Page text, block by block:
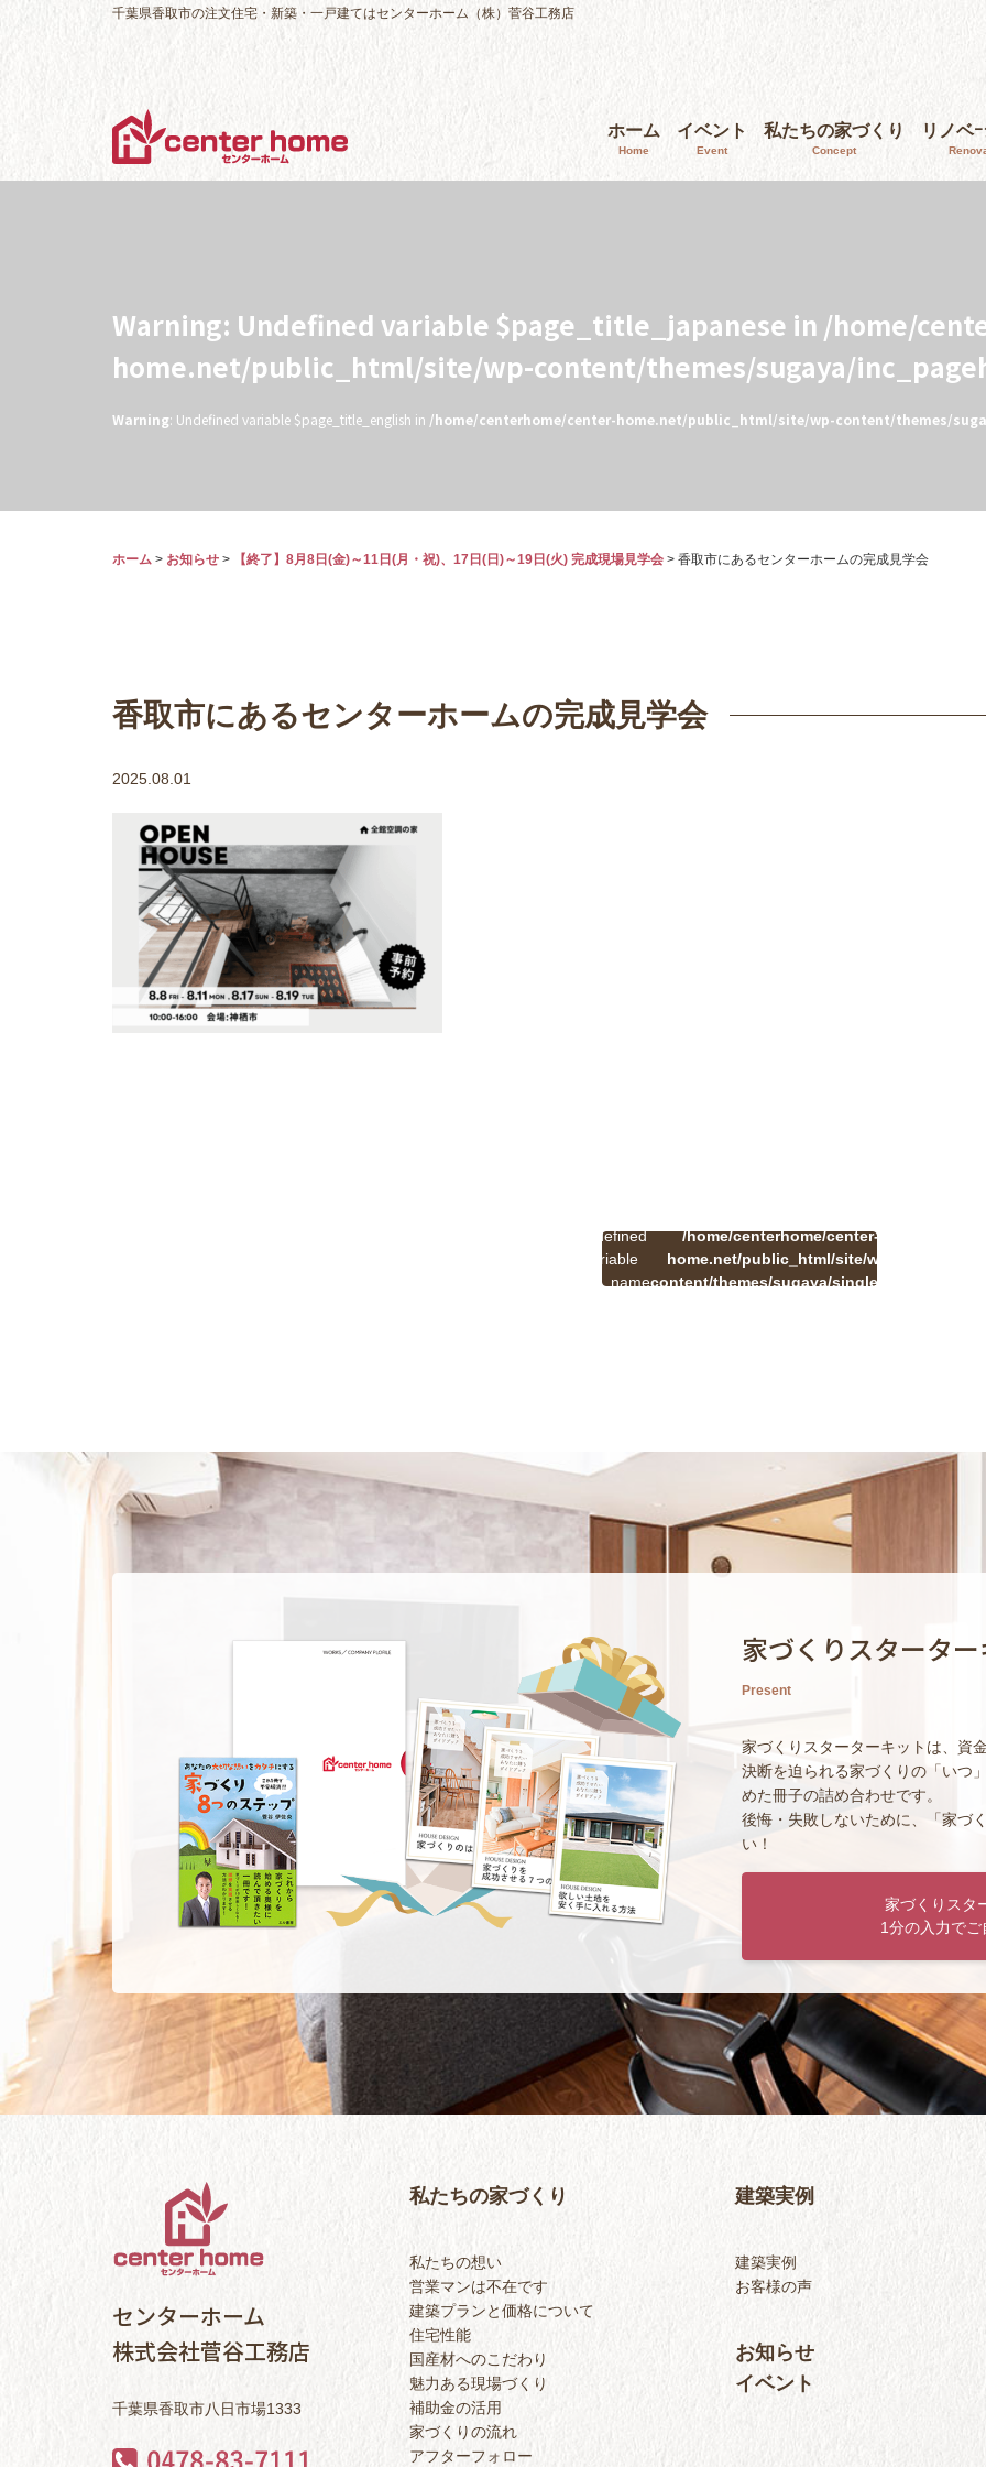
千葉県香取市の注文住宅・新築・一戸建てはセンターホーム（株）菅谷工務店
ホーム
Home
イベント
Event
私たちの家づくり
Concept
リノベ
Warning: Undefined variable $page_title_japanese in /home/
home.net/public_html/site/wp-content/themes/sugaya/
Warning: Undefined variable $page_title_english in /home/centerhome/center-home.net/public_html/site/wp-content/themes/
ホーム > お知らせ > 【終了】8月8日(金)～11日(月・祝)、17日(日)～19日(火) 完成現場見学会 > 香取市にあるセンターホームの完成見学会
香取市にあるセンターホームの完成見学会
2025.08.01
Undefined
variable
$cat_name
/home/centerhome/center-
home.net/public_html/site/wp-
content/themes/sugaya/single.php
家づくりスタータ
Present
家づくりスターターキットは、資
決断を迫られる家づくりの「いつ
めた冊子の詰め合わせです。
後悔・失敗しないために、「家づ
い！
家づくりスタ
1分の入力で
センターホーム
株式会社菅谷工務店
千葉県香取市八日市場1333
私たちの家づくり
私たちの想い
営業マンは不在です
建築プランと価格について
住宅性能
国産材へのこだわり
魅力ある現場づくり
補助金の活用
家づくりの流れ
アフターフォロー
建築実例
建築実例
お客様の声
お知らせ
イベント